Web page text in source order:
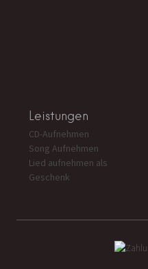
Leistungen
CD-Aufnehmen
Song Aufnehmen
Lied aufnehmen als
Geschenk